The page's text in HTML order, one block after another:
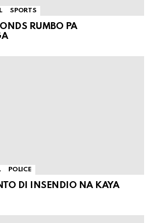
SPORTS
RUMBO PA
POLICE
DI INSENDIO NA KAYA